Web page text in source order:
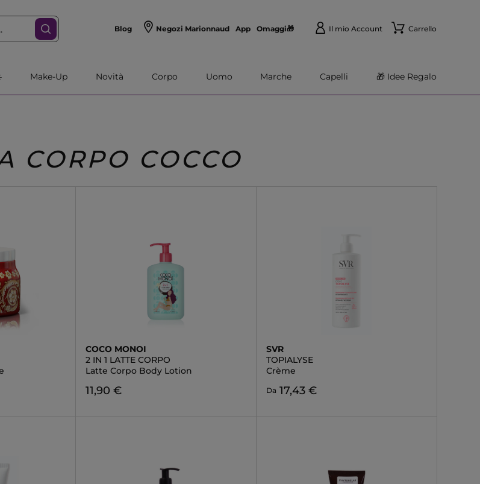
Blog Negozi Marionnaud App Omaggi🎁 Il mio Account Carrello
Make-Up Novità Corpo Uomo Marche Capelli 🎁 Idee Regalo
CORPO COCCO
COCO MONOI
2 IN 1 LATTE CORPO
Latte Corpo Body Lotion
11,90 €
SVR
TOPIALYSE
Crème
Da 17,43 €